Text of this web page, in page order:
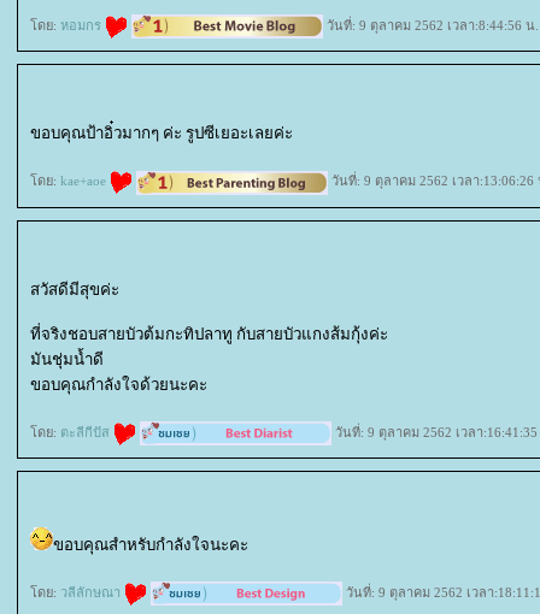
ดย: หอมกร วันที่: 9 ตุลาคม 2562 เวลา:8:44:56 น.
ขอบคุณป้าอิ๋วมากๆ ค่ะ รูปซีเยอะเลยค่ะ
ดย: kae+aoe วันที่: 9 ตุลาคม 2562 เวลา:13:06:26
สวัสดีมีสุขค่ะ
ที่จริงชอบสายบัวต้มกะทิปลาทู กับสายบัวแกงส้มกุ้งค่ะ
มันชุ่มน้ำดี
ขอบคุณกำลังใจด้วยนะคะ
ดย: ตะลีกีปัส วันที่: 9 ตุลาคม 2562 เวลา
ขอบคุณสำหรับกำลังใจนะคะ
ดย: วลีลักษณา วันที่: 9 ตุลาคม 2562 เวลา